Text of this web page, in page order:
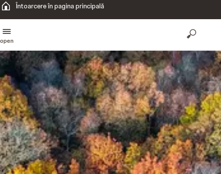
Întoarcere în pagina principală
open